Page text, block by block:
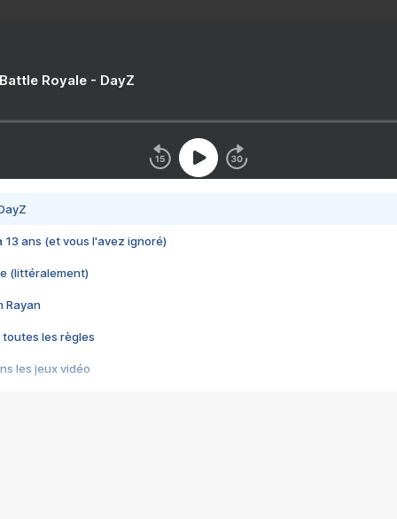
Royale - DayZ
13 ans (et vous l'avez ignoré)
(littéralement)
Rayan
toutes les règles
les jeux vidéo